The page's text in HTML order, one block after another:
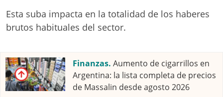
Esta suba impacta en la totalidad de los haberes
brutos habituales del sector.
Finanzas. Aumento de cigarrillos en
Argentina: la lista completa de precios
de Massalin desde agosto 2026